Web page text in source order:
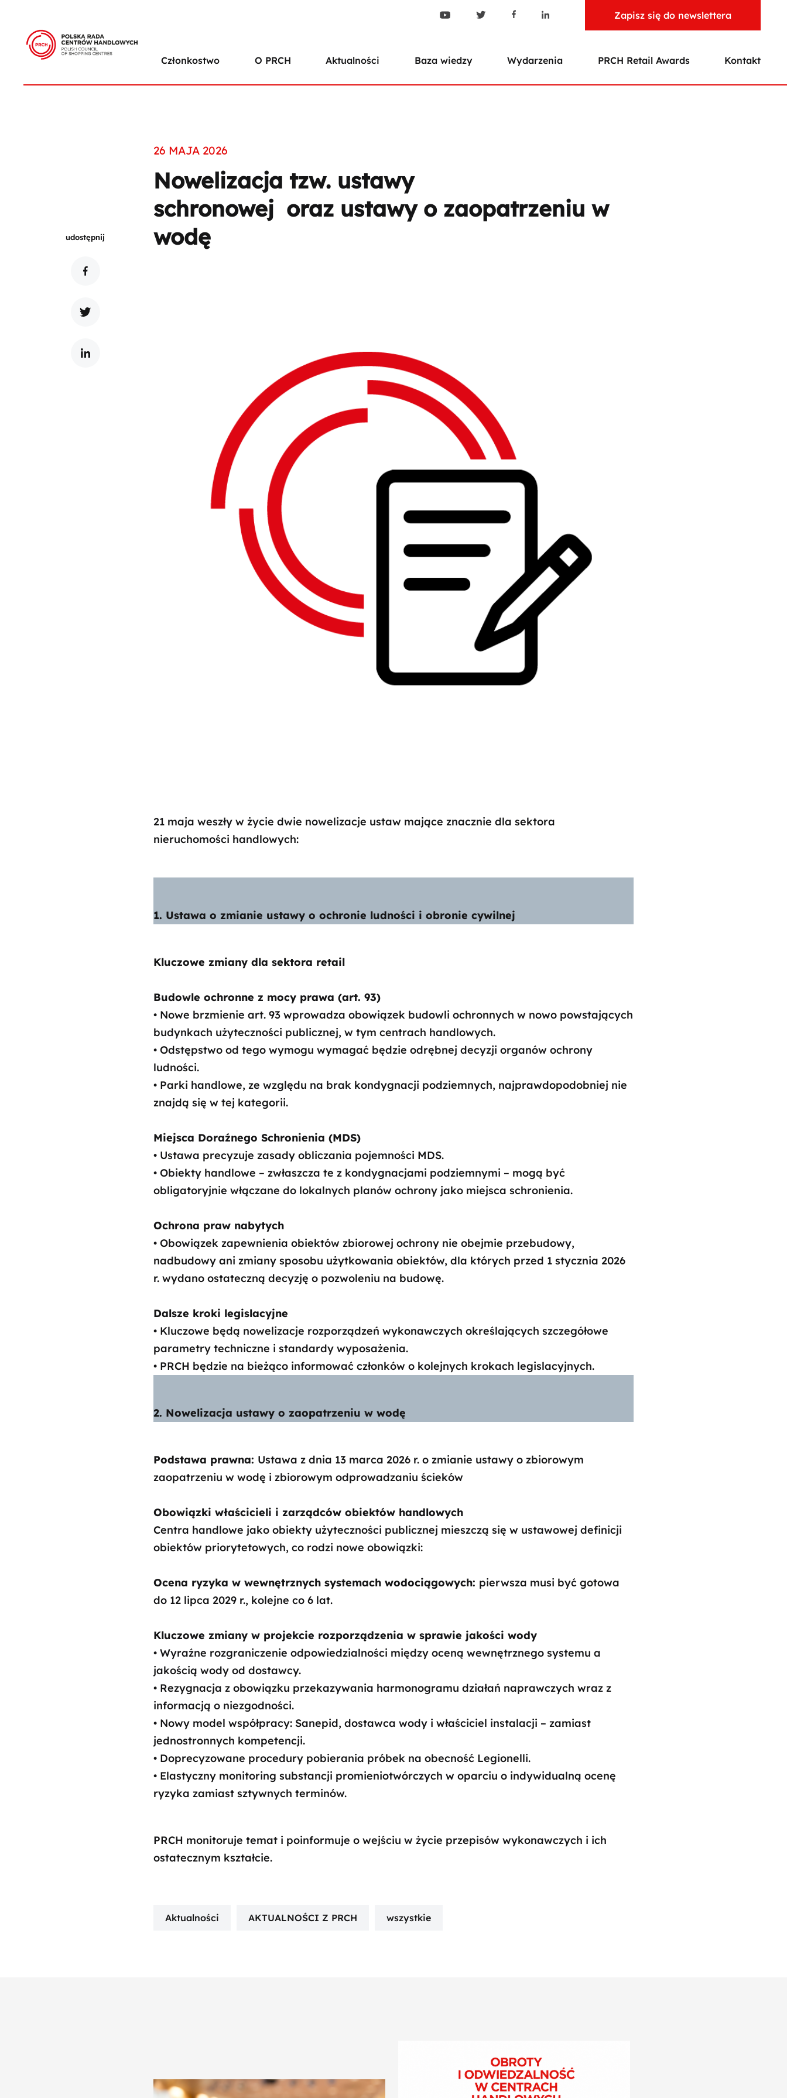
Zapisz się do newslettera
Członkostwo O PRCH Aktualności Baza wiedzy Wydarzenia PRCH Retail Awards Kontakt
26 MAJA 2026
Nowelizacja tzw. ustawy
schronowej oraz ustawy o zaopatrzeniu w
wodę
udostępnij
21 maja weszły w życie dwie nowelizacje ustaw mające znacznie dla sektora
nieruchomości handlowych:
1. Ustawa o zmianie ustawy o ochronie ludności i obronie cywilnej
Kluczowe zmiany dla sektora retail
Budowle ochronne z mocy prawa (art. 93)
• Nowe brzmienie art. 93 wprowadza obowiązek budowli ochronnych w nowo powstających
budynkach użyteczności publicznej, w tym centrach handlowych.
• Odstępstwo od tego wymogu wymagać będzie odrębnej decyzji organów ochrony
ludności.
• Parki handlowe, ze względu na brak kondygnacji podziemnych, najprawdopodobniej nie
znajdą się w tej kategorii.
Miejsca Doraźnego Schronienia (MDS)
• Ustawa precyzuje zasady obliczania pojemności MDS.
• Obiekty handlowe – zwłaszcza te z kondygnacjami podziemnymi – mogą być
obligatoryjnie włączane do lokalnych planów ochrony jako miejsca schronienia.
Ochrona praw nabytych
• Obowiązek zapewnienia obiektów zbiorowej ochrony nie obejmie przebudowy,
nadbudowy ani zmiany sposobu użytkowania obiektów, dla których przed 1 stycznia 2026
r. wydano ostateczną decyzję o pozwoleniu na budowę.
Dalsze kroki legislacyjne
• Kluczowe będą nowelizacje rozporządzeń wykonawczych określających szczegółowe
parametry techniczne i standardy wyposażenia.
• PRCH będzie na bieżąco informować członków o kolejnych krokach legislacyjnych.
2. Nowelizacja ustawy o zaopatrzeniu w wodę
Podstawa prawna: Ustawa z dnia 13 marca 2026 r. o zmianie ustawy o zbiorowym
zaopatrzeniu w wodę i zbiorowym odprowadzaniu ścieków
Obowiązki właścicieli i zarządców obiektów handlowych
Centra handlowe jako obiekty użyteczności publicznej mieszczą się w ustawowej definicji
obiektów priorytetowych, co rodzi nowe obowiązki:
Ocena ryzyka w wewnętrznych systemach wodociągowych: pierwsza musi być gotowa
do 12 lipca 2029 r., kolejne co 6 lat.
Kluczowe zmiany w projekcie rozporządzenia w sprawie jakości wody
• Wyraźne rozgraniczenie odpowiedzialności między oceną wewnętrznego systemu a
jakością wody od dostawcy.
• Rezygnacja z obowiązku przekazywania harmonogramu działań naprawczych wraz z
informacją o niezgodności.
• Nowy model współpracy: Sanepid, dostawca wody i właściciel instalacji – zamiast
jednostronnych kompetencji.
• Doprecyzowane procedury pobierania próbek na obecność Legionelli.
• Elastyczny monitoring substancji promieniotwórczych w oparciu o indywidualną ocenę
ryzyka zamiast sztywnych terminów.
PRCH monitoruje temat i poinformuje o wejściu w życie przepisów wykonawczych i ich
ostatecznym kształcie.
Aktualności AKTUALNOŚCI Z PRCH wszystkie